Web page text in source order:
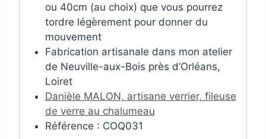
ou 40cm (au choix) que vous pourrez
tordre légèrement pour donner du
mouvement
Fabrication artisanale dans mon atelier
de Neuville-aux-Bois près d’Orléans,
Loiret
Danièle MALON, artisane verrier, fileuse
de verre au chalumeau
Référence : COQ031